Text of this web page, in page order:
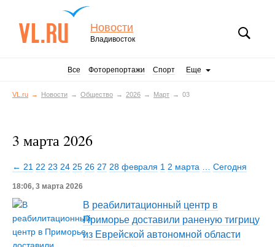
Новости
Владивосток
Все Фоторепортажи Спорт Еще
VL.ru Новости Общество 2026 Март 03
3 марта 2026
← 21 22 23 24 25 26 27 28 февраля 1 2 марта Сегодня
18:06, 3 марта 2026
В реабилитационный центр в
Приморье доставили раненую тигрицу
из Еврейской автономной области